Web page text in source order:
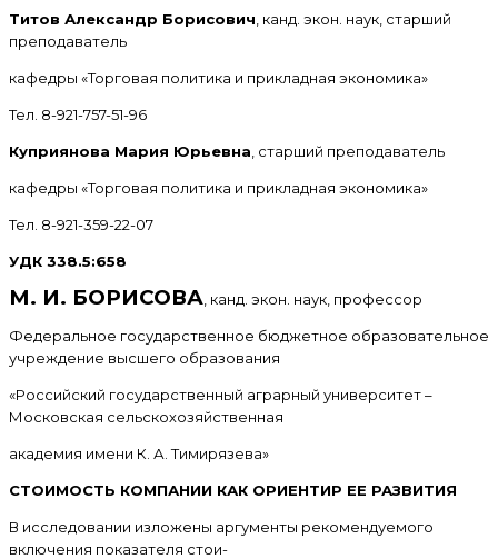
Титов Александр Борисович , канд. экон. наук, старший
преподаватель
кафедры «Торговая политика и прикладная экономика»
Тел. 8-921-757-51-96
Куприянова Мария Юрьевна , старший преподаватель
кафедры «Торговая политика и прикладная экономика»
Тел. 8-921-359-22-07
УДК 338.5:658
М. И. БОРИСОВА , канд. экон. наук, профессор
Федеральное государственное бюджетное образовательное
учреждение высшего образования
«Российский государственный аграрный университет –
Московская сельскохозяйственная
академия имени К. А. Тимирязева»
СТОИМОСТЬ КОМПАНИИ КАК ОРИЕНТИР ЕЕ РАЗВИТИЯ
В исследовании изложены аргументы рекомендуемого
включения показателя стои-